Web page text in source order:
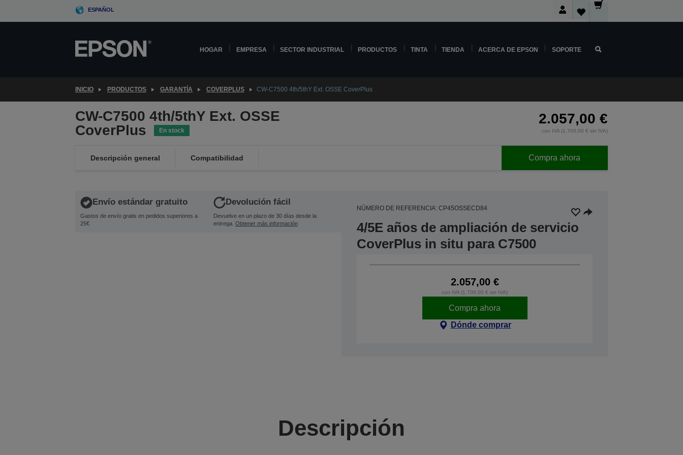
ESPAÑOL
HOGAR EMPRESA SECTOR INDUSTRIAL PRODUCTOS TINTA TIENDA ACERCA DE EPSON SOPORTE
INICIO PRODUCTOS GARANTÍA COVERPLUS CW-C7500 4th/5thY Ext. OSSE CoverPlus
CW-C7500 4th/5thY Ext. OSSE
CoverPlus
En stock
2.057,00 €
con IVA (1.700,00 € sin IVA)
Descripción general Compatibilidad Compra ahora
Envío estándar gratuito
Gastos de envío gratis en pedidos superiores a
25€
Devolución fácil
Devuelve en un plazo de 30 días desde la
entrega. Obtener más información
NÚMERO DE REFERENCIA: CP45OSSECD84
4/5E años de ampliación de servicio
CoverPlus in situ para C7500
2.057,00 €
con IVA (1.700,00 € sin IVA)
Compra ahora
Dónde comprar
Descripción